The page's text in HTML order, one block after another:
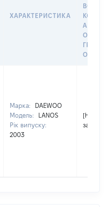
ХАРАКТЕРИСТИКА
АБО
Марка:
DAEWOO
Модель:
LANOS
Рік випуску:
2003
[Не